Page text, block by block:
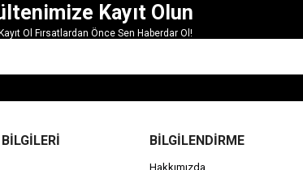
Kayıt Olun
Ol Fırsatlardan Önce Sen Haberdar Ol!
BİLGİLENDİRME
Hakkımızda